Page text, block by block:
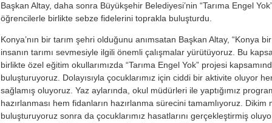
Başkan Altay, daha sonra Büyükşehir Belediyesi’nin “Tarıma Engel
öğrencilerle birlikte sebze fidelerini toprakla buluşturdu.
Konya’nın bir tarım şehri olduğunu anımsatan Başkan Altay, “Konya
insanın tarımı sevmesiyle ilgili önemli çalışmalar yürütüyoruz. Bu
birlikte özel eğitim okullarımızda “Tarıma Engel Yok” projesi
buluşturuyoruz. Dolayısıyla çocuklarımız için ciddi bir aktivite oluyor
sağlamış oluyoruz. Yaz aylarında, okul müdürleri ile yaptığımız
hazırlanması hem fidanların hazırlanma sürecini tamamlıyoruz.
buluşturuyoruz sonra da çocuklarımız hasatlarını gerçekleştirmiş